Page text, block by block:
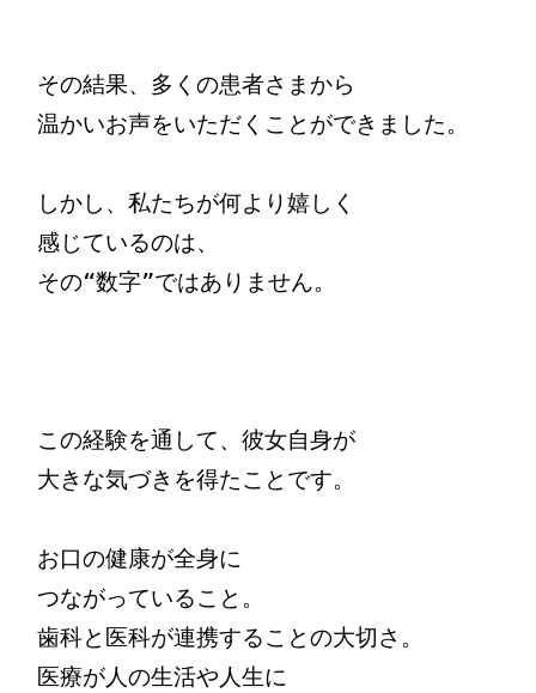
その結果、多くの患者さまから
温かいお声をいただくことができました。
しかし、私たちが何より嬉しく
感じているのは、
その“数字”ではありません。
この経験を通して、彼女自身が
大きな気づきを得たことです。
お口の健康が全身に
つながっていること。
歯科と医科が連携することの大切さ。
医療が人の生活や人生に